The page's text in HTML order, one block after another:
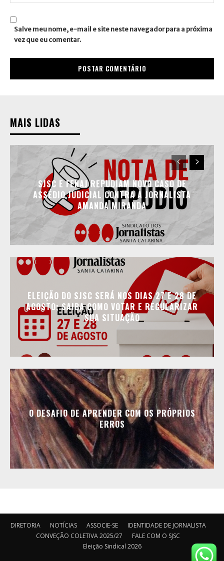
Salve meu nome, e-mail e site neste navegador para a próxima
vez que eu comentar.
MAIS LIDAS
SJSC E FENAJ REPUDIAM NOVO CASO DE
ASSÉDIO JUDICIAL CONTRA A JORNALISTA
AMANDA MIRANDA
ELEIÇÃO DO SJSC SERÁ NOS DIAS 27 E 28 DE
AGOSTO; SAIBA COMO VOTAR E REGULARIZAR
SUA SITUAÇÃO
O DESAFIO DE APRENDER COM OS PRÓPRIOS
ERROS
DIRETORIA NOTÍCIAS ASSOCIE-SE
IDENTIDADE DE JORNALISTA
CONVEÇÃO COLETIVA 2025/27
FALE COM O SJSC
Eleição Sindical 2026